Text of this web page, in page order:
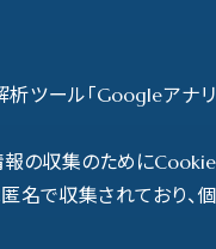
析ツール「Googleアナリ
報の収集のためにCookie
名で収集されており、個